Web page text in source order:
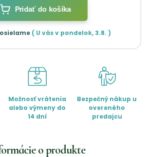
Pridať do košíka
( U vás v pondelok, 3.8. )
Možnosť vrátenia
alebo výmeny do
14 dní
Bezpečný nákup u
overeného
predajcu
o produkte